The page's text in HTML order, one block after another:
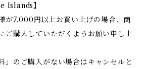
Islands】
が7,000円以上お買い上げの場合、商
ご購入していただくようお願い申し上
」のご購入がない場合はキャンセルと